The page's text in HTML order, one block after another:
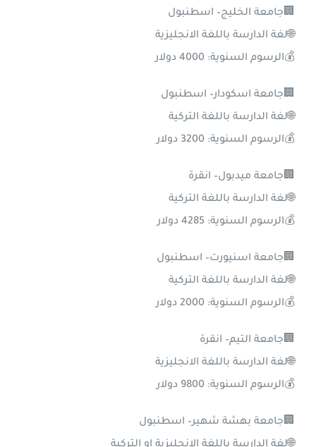
🏢جامعة الخليج– اسطنبول
🌐لغة الدارسة باللغة الانجليزية
💰الرسوم السنوية: 4000 دولار
🏢جامعة اسكودار– اسطنبول
🌐لغة الدارسة باللغة التركية
💰الرسوم السنوية: 3200 دولار
🏢جامعة ميدبول– انقرة
🌐لغة الدارسة باللغة التركية
💰الرسوم السنوية: 4285 دولار
🏢جامعة اسنيورت– اسطنبول
🌐لغة الدارسة باللغة التركية
💰الرسوم السنوية: 2000 دولار
🏢جامعة التيم– انقرة
🌐لغة الدارسة باللغة الانجليزية
💰الرسوم السنوية: 9800 دولار
🏢جامعة بهشة شهير– اسطنبول
🌐لغة الدارسة باللغة الإنجليزية او التركية